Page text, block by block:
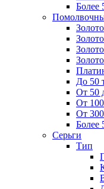
Более
До 50
От 50
От
От
Более
Серьги
Тип